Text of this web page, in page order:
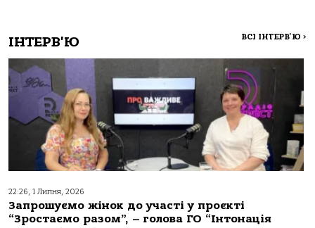
ІНТЕРВ'Ю ВСІ ІНТЕРВ'Ю >
22:26, 1 Липня, 2026
Запрошуємо жінок до участі у проєкті
“Зростаємо разом”, – голова ГО “Інтонація